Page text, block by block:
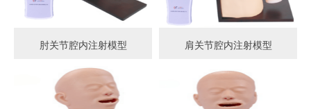
肘关节腔内注射模型 肩关节腔内注射模型